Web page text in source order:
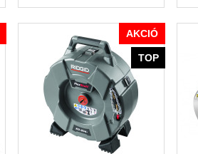
AKCIÓ
TOP